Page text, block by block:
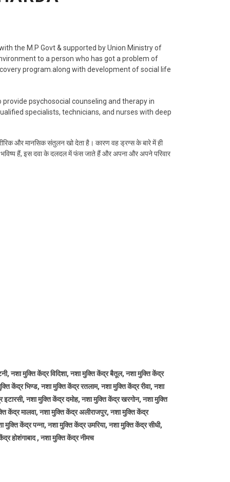
the M.P Govt & supported by Union Ministry of
to a person who has got a problem of
program.along with development of social life
psychosocial counseling and therapy in
specialists, technicians, and nurses with deep
और मानसिक संतुलन खो देता है। कारण वह ड्रग्स के बारे में ही
हैं, इस दवा के दलदल में फंस जाते हैं और अपना और अपने परिवार
नशा मुक्ति केंद्र विदिशा, नशा मुक्ति केंद्र बैतूल, नशा मुक्ति केंद्र
केंद्र भिण्ड, नशा मुक्ति केंद्र रतलाम, नशा मुक्ति केंद्र रीवा, नशा
नशा मुक्ति केंद्र दमोह, नशा मुक्ति केंद्र खरगोन, नशा मुक्ति
केंद्र मालवा, नशा मुक्ति केंद्र अलीराजपुर, नशा मुक्ति केंद्र
केंद्र पन्ना, नशा मुक्ति केंद्र उमरिया, नशा मुक्ति केंद्र सीधी,
होशंगाबाद , नशा मुक्ति केंद्र नीमच